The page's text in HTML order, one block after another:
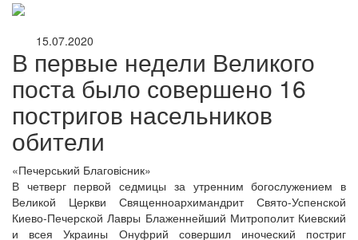
15.07.2020
В первые недели Великого
поста было совершено 16
постригов насельников
обители
«Печерський Благовісник»
В четверг первой седмицы за утренним богослужением в
Великой Церкви Священноархимандрит Свято-Успенской
Киево-Печерской Лавры Блаженнейший Митрополит Киевский
и всея Украины Онуфрий совершил иноческий постриг